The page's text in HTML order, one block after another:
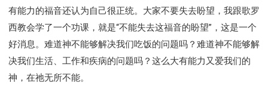
有能力的福音还认为自己很正统。大家不要失去盼望，我跟歌罗
西教会学了一个功课，就是“不能失去这福音的盼望”，这是一个
好消息。难道神不能够解决我们吃饭的问题吗？难道神不能够解
决我们生活、工作和疾病的问题吗？这么大有能力又爱我们的
神，在祂无所不能。